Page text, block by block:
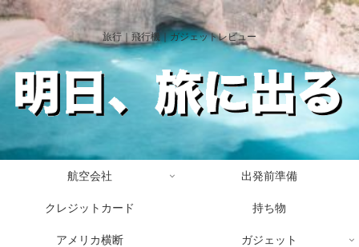
旅行｜飛行機｜ガジェットレビュー
航空会社 出発前準備
クレジットカード 持ち物
アメリカ横断 ガジェット